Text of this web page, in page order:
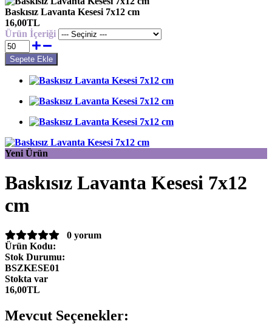
Baskısız Lavanta Kesesi 7x12 cm
16,00TL
Ürün İçeriği
Yeni Ürün
Baskısız Lavanta Kesesi 7x12
cm
0 yorum
Ürün Kodu:
Stok Durumu:
BSZKESE01
Stokta var
16,00TL
Mevcut Seçenekler: